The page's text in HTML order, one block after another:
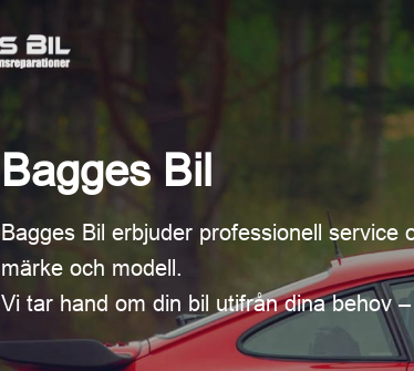
Bagges Bil
Bagges Bil erbjuder professionell service
märke och modell.
Vi tar hand om din bil utifrån dina behov